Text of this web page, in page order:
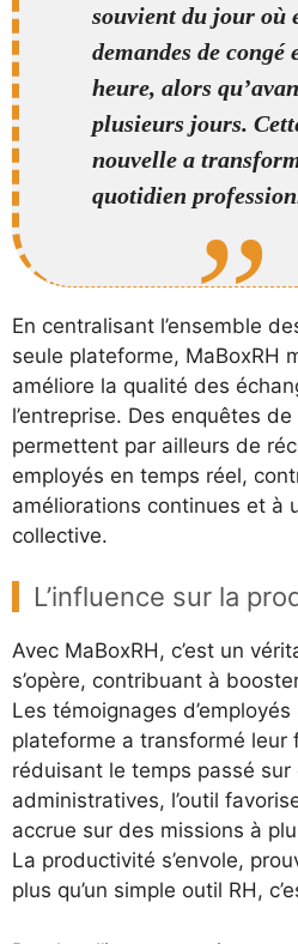
souvient du jour où
demandes de congé
heure, alors
plusieurs jours.
nouvelle a
quotidien
En centralisant l’ensemble
seule plateforme, MaBoxRH
améliore la qualité des
l’entreprise. Des enquêtes
permettent par ailleurs de
employés en temps réel,
améliorations continues et à
collective.
L’influence sur la
Avec MaBoxRH, c’est un
s’opère, contribuant à
Les témoignages
plateforme a transformé leur
réduisant le temps passé sur
administratives, l’outil
accrue sur des missions à
La productivité s’envole,
plus qu’un simple outil RH,